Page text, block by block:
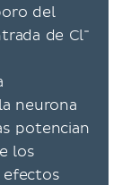
del
de Cl-
neurona
potencian
los
efectos